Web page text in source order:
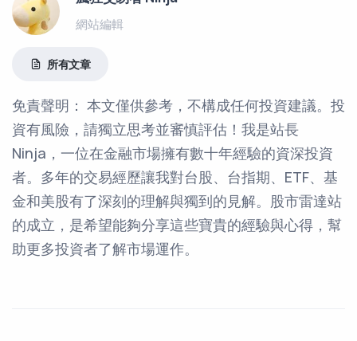
網站編輯
所有文章
免責聲明： 本文僅供參考，不構成任何投資建議。投
資有風險，請獨立思考並審慎評估！我是站長
Ninja，一位在金融市場擁有數十年經驗的資深投資
者。多年的交易經歷讓我對台股、台指期、ETF、基
金和美股有了深刻的理解與獨到的見解。股市雷達站
的成立，是希望能夠分享這些寶貴的經驗與心得，幫
助更多投資者了解市場運作。